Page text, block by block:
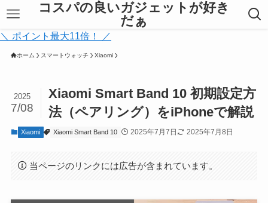
コスパの良いガジェットが好き
だぁ
＼ ポイント最大11倍！ ／
ホーム スマートウォッチ Xiaomi
Xiaomi Smart Band 10 初期設定方
法（ペアリング）をiPhoneで解説
2025
7/08
Xiaomi Xiaomi Smart Band 10 2025年7月7日 2025年7月8日
当ページのリンクには広告が含まれています。